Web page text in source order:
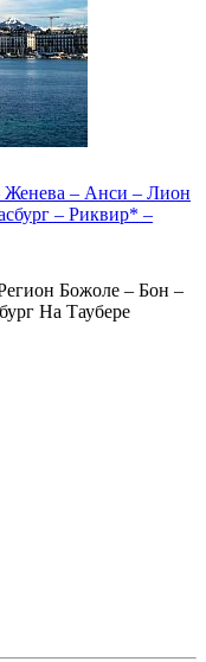
– Анси – Лион
– Риквир* –
Божоле – Бон –
На Таубере